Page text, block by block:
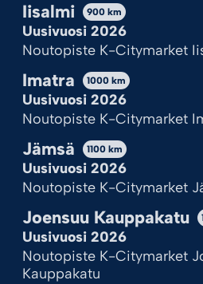
Kekseistä
Ilotulite.fi käyttää evästeitä, jotta sivu
kehittämään.
Onhan tämä sinulle ok?
Hylkää
Cookie Policy
TÄHTITYKKI
4,95€
Lisää ostoskoriin
Iisalmi 900 km
Uusivuosi 2026
Noutopiste K-Citymarket
Imatra 1000 km
Uusivuosi 2026
Noutopiste K-Citymarket
Jämsä 1100 km
Uusivuosi 2026
Noutopiste K-Citymarket
Joensuu Kauppakatu
Uusivuosi 2026
Noutopiste K-Citymarket
Kauppakatu